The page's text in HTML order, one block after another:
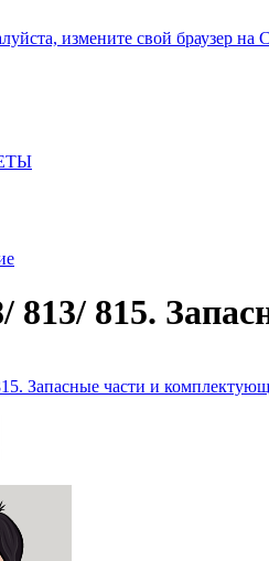
измените свой браузер
813/ 815.
Запасные части и